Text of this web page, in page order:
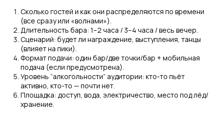
Сколько гостей и как они распределяются по времени
(все сразу или «волнами»).
Длительность бара: 1–2 часа / 3–4 часа / весь вечер.
Сценарий: будет ли награждение, выступления, танцы
(влияет на пики).
Формат подачи: один бар/две точки/бар + мобильная
подача (если предусмотрена).
Уровень “алкогольности” аудитории: кто-то пьёт
активно, кто-то — почти нет.
Площадка: доступ, вода, электричество, место под лёд/
хранение.